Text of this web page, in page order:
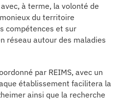
à terme, la volonté de
du territoire
compétences et sur
réseau autour des maladies
par REIMS, avec un
établissement facilitera la
ainsi que la recherche